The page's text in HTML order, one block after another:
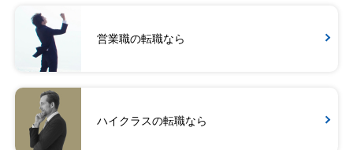
営業職の転職なら
ハイクラスの転職なら